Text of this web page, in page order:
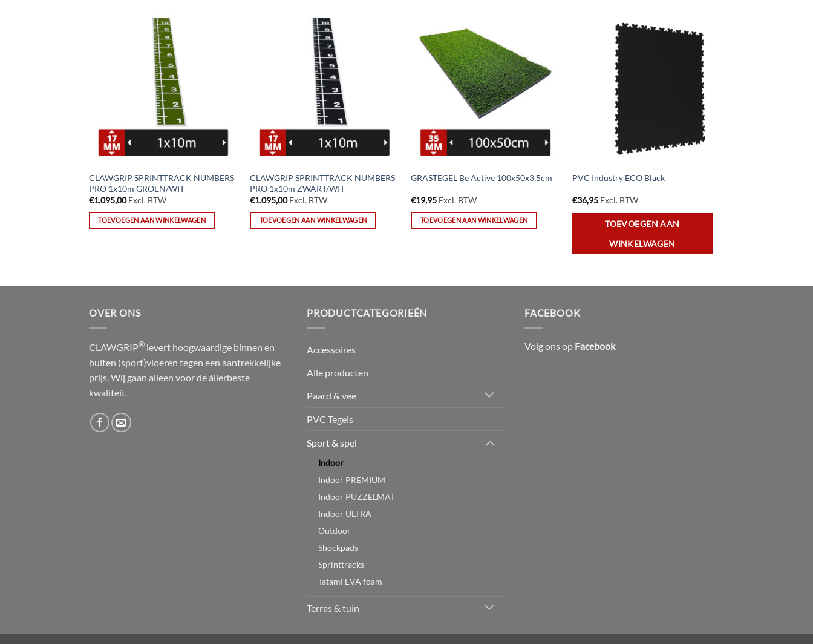
CLAWGRIP SPRINTTRACK NUMBERS
PRO 1x10m GROEN/WIT
€1.095,00Excl. BTW
TOEVOEGEN AAN WINKELWAGEN
CLAWGRIP SPRINTTRACK NUMBERS
PRO 1x10m ZWART/WIT
€1.095,00Excl. BTW
TOEVOEGEN AAN WINKELWAGEN
GRASTEGEL Be Active 100x50x3,5cm
€19,95 Excl. BTW
TOEVOEGEN AAN WINKELWAGEN
PVC Industry ECO Black
€36,95Excl. BTW
TOEVOEGEN AAN
WINKELWAGEN
OVER ONS
CLAWGRIP® levert hoogwaardige binnen en
buiten (sport)vloeren tegen een aantrekkelijke
prijs. Wij gaan alleen voor de állerbeste
kwaliteit.
PRODUCTCATEGORIEËN
Accessoires
Alle producten
Paard & vee
PVC Tegels
Sport & spel
Indoor
Indoor PREMIUM
Indoor PUZZELMAT
Indoor ULTRA
Outdoor
Shockpads
Sprinttracks
Tatami EVA foam
Terras & tuin
FACEBOOK
Volg ons op Facebook